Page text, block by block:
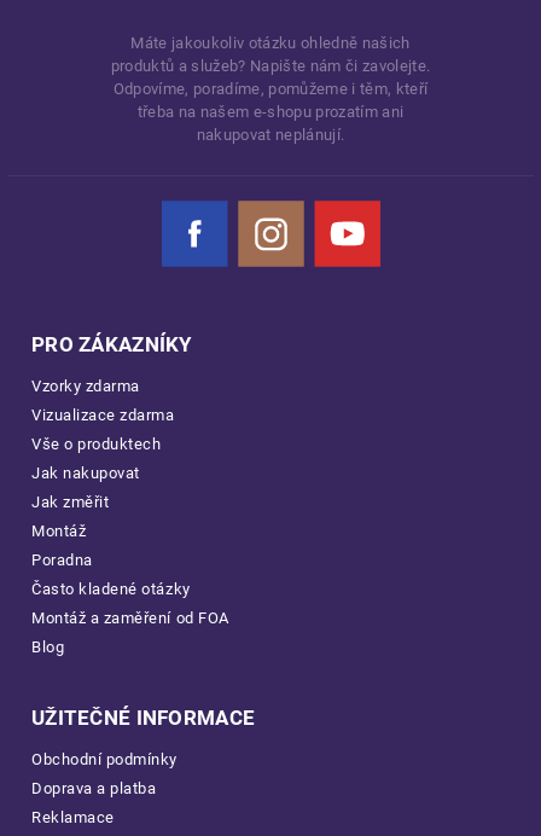
Máte jakoukoliv otázku ohledně našich
produktů a služeb? Napište nám či zavolejte.
Odpovíme, poradíme, pomůžeme i těm, kteří
třeba na našem e-shopu prozatím ani
nakupovat neplánují.
Facebook Instagram YouTube
PRO ZÁKAZNÍKY
Vzorky zdarma
Vizualizace zdarma
Vše o produktech
Jak nakupovat
Jak změřit
Montáž
Poradna
Často kladené otázky
Montáž a zaměření od FOA
Blog
UŽITEČNÉ INFORMACE
Obchodní podmínky
Doprava a platba
Reklamace